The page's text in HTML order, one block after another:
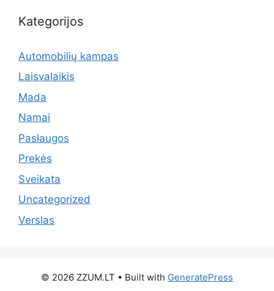
Kategorijos
Automobilių kampas
Laisvalaikis
Mada
Namai
Paslaugos
Prekės
Sveikata
Uncategorized
Verslas
© 2026 ZZUM.LT • Built with GeneratePress